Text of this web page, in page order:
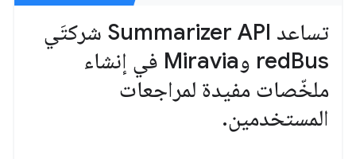
تساعد Summarizer API شركتَي
redBus وMiravia في إنشاء
ملخّصات مفيدة لمراجعات
المستخدمين.